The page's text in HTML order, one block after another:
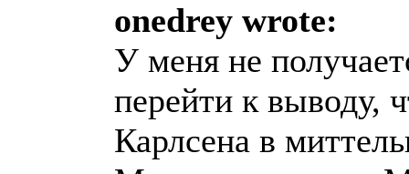
onedrey wrote:
У меня не
перейти к выводу,
Карлсена в